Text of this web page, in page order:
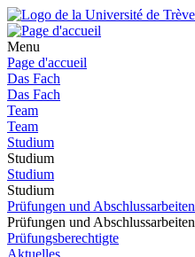
Menu
Page d'accueil
Das Fach
Das Fach
Team
Team
Studium
Studium
Studium
Studium
Prüfungen und Abschlussarbeiten
Prüfungen und Abschlussarbeiten
Prüfungsberechtigte
Aktuelles